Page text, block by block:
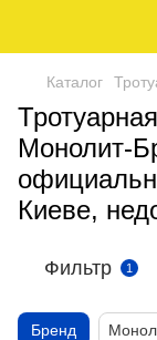
Каталог
Монолит-
Киеве,
Фильтр 1
Бренд